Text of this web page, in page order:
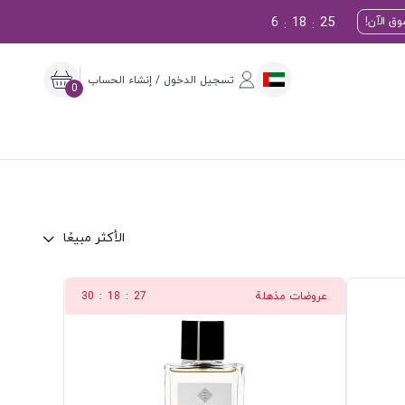
الآن! 24
:
18
:
6
تسجيل الدخول / إنشاء الحساب
0
الأكثر مبيعًا
عروضات مذهلة 26
:
18
:
30